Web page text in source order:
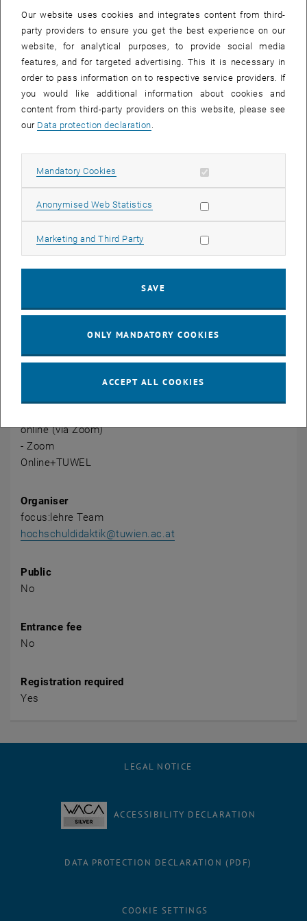
(Online) Open Book Exam
Strategien zur Prävention von Schwindeln bei klassischen MC-
Fragen
Take Home Exam
TU spezifische Anforderungen für dieses Semester
Methoden:
Video einzubringen
Werkstattphase in Kleingruppen oder alleine um die Überlegungen
in die eigenen Prüfungsaufgaben zu integrieren
Besprechung von Aufgabenentwürfen im Plenum
Hinweis:Sie erhalten nach der Anmeldung eine Einladung inkl. Link
zum TUWEL-Kurs.
Kosten für Mitarbeiter_innen anderer Universitäten: 100€
CALENDAR ENTRY
Event details
online (via Zoom)
- Zoom
Online+TUWEL
Organiser
focus:lehre Team
hochschuldidaktik@tuwien.ac.at
Public
No
Entrance fee
No
Registration required
Yes
LEGAL NOTICE
ACCESSIBILITY DECLARATION
DATA PROTECTION DECLARATION (PDF)
COOKIE SETTINGS
Our website uses cookies and integrates content from third-
party providers to ensure you get the best experience on our
website, for analytical purposes, to provide social media
features, and for targeted advertising. This it is necessary in
order to pass information on to respective service providers. If
you would like additional information about cookies and
content from third-party providers on this website, please see
our Data protection declaration.
Mandatory Cookies Allow mandatory cookies
Anonymised Web Statistics Allow statistic cookies
Marketing and Third Party Allow marketing cookies
SAVE
ONLY MANDATORY COOKIES
ACCEPT ALL COOKIES